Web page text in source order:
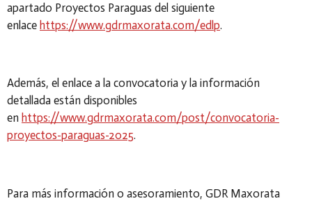
apartado Proyectos Paraguas del siguiente
enlace https://www.gdrmaxorata.com/edlp.
Además, el enlace a la convocatoria y la información
detallada están disponibles
en https://www.gdrmaxorata.com/post/convocatoria-
proyectos-paraguas-2025.
Para más información o asesoramiento, GDR Maxorata